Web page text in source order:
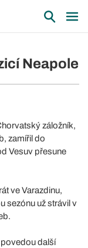
Neapole
záložník,
zamířil do
Vesuv přesune
ve Varazdinu,
sezónu už strávil v
další